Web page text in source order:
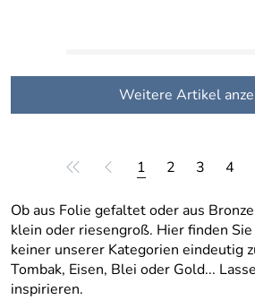
Weitere Artikel
1 2 3 4
Ob aus Folie gefaltet oder aus
klein oder riesengroß. Hier finden
keiner unserer Kategorien eindeutig
Tombak, Eisen, Blei oder Gold...
inspirieren.